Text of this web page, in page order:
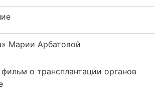
Марии Арбатовой
о трансплантации органов